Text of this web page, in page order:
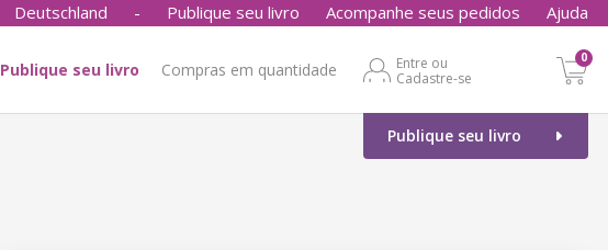
Deutschland - Publique seu livro Acompanhe seus pedidos Ajuda
Publique seu livro Compras em quantidade
Entre ou
Cadastre-se
0
Publique seu livro